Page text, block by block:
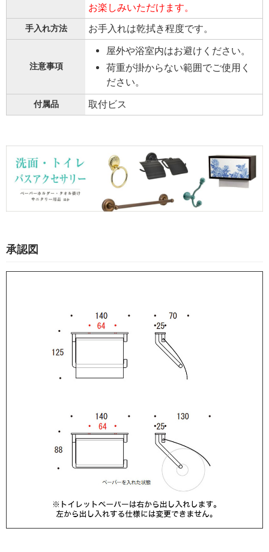
お楽しみいただけます。
手入れ方法 お手入れは乾拭き程度です。
注意事項
屋外や浴室内はお避けください。
荷重が掛からない範囲でご使用く
ださい。
付属品 取付ビス
承認図